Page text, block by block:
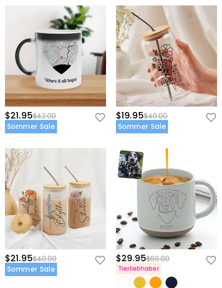
$21.95$42.00
Sommer Sale
$19.95$40.00
Sommer Sale
$21.95$40.00
Sommer Sale
$29.95$60.00
Tierliebhaber